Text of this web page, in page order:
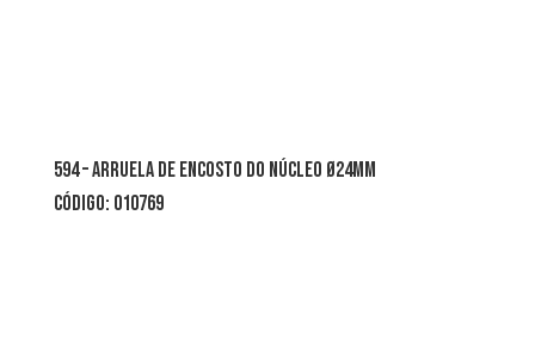
594 – arruela de encosto do núcleo Ø24mm
CÓDIGO: 010769